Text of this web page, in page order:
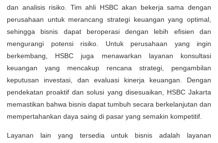
dan analisis risiko. Tim ahli HSBC akan bekerja sama dengan
perusahaan untuk merancang strategi keuangan yang optimal,
sehingga bisnis dapat beroperasi dengan lebih efisien dan
mengurangi potensi risiko. Untuk perusahaan yang ingin
berkembang, HSBC juga menawarkan layanan konsultasi
keuangan yang mencakup rencana strategi, pengambilan
keputusan investasi, dan evaluasi kinerja keuangan. Dengan
pendekatan proaktif dan solusi yang disesuaikan, HSBC Jakarta
memastikan bahwa bisnis dapat tumbuh secara berkelanjutan dan
mempertahankan daya saing di pasar yang semakin kompetitif.
Layanan lain yang tersedia untuk bisnis adalah layanan